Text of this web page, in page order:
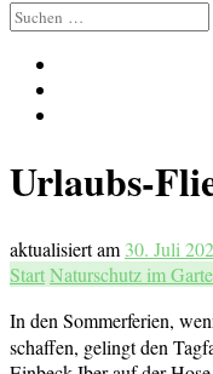
Suchen
nach:
Urlaubs-
aktualisiert am 30. Juli
StartNaturschutz im
In den Sommerferien,
schaffen, gelingt den